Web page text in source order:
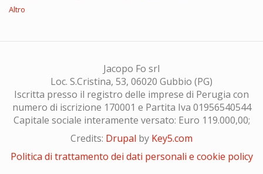
Altro
Jacopo Fo srl
Loc. S.Cristina, 53, 06020 Gubbio (PG)
Iscritta presso il registro delle imprese di Perugia con
numero di iscrizione 170001 e Partita Iva 01956540544
Capitale sociale interamente versato: Euro 119.000,00;
Credits: Drupal by Key5.com
Politica di trattamento dei dati personali e cookie policy